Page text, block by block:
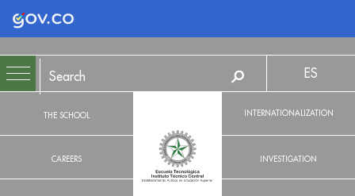
Logo Gobierno de Colombia
THE SCHOOL
CAREERS
ES
INTERNATIONALIZATION
INVESTIGATION